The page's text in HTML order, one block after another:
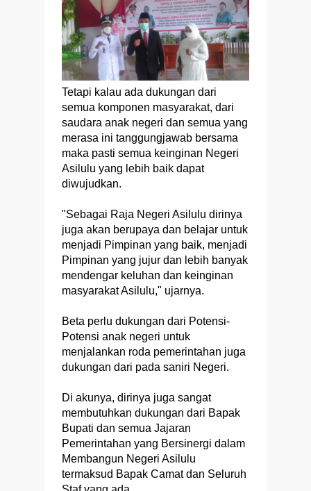
Tetapi kalau ada dukungan dari
semua komponen masyarakat, dari
saudara anak negeri dan semua yang
merasa ini tanggungjawab bersama
maka pasti semua keinginan Negeri
Asilulu yang lebih baik dapat
diwujudkan.
"Sebagai Raja Negeri Asilulu dirinya
juga akan berupaya dan belajar untuk
menjadi Pimpinan yang baik, menjadi
Pimpinan yang jujur dan lebih banyak
mendengar keluhan dan keinginan
masyarakat Asilulu," ujarnya.
Beta perlu dukungan dari Potensi-
Potensi anak negeri untuk
menjalankan roda pemerintahan juga
dukungan dari pada saniri Negeri.
Di akunya, dirinya juga sangat
membutuhkan dukungan dari Bapak
Bupati dan semua Jajaran
Pemerintahan yang Bersinergi dalam
Membangun Negeri Asilulu
termaksud Bapak Camat dan Seluruh